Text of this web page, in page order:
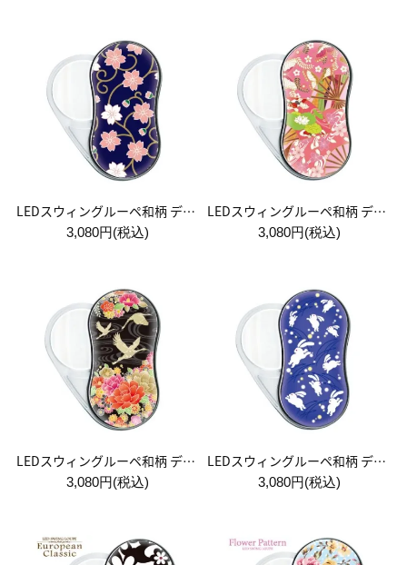
LEDスウィングルーペ和柄 デザイン02
3,080円(税込)
LEDスウィングルーペ和柄 デザイン03
3,080円(税込)
LEDスウィングルーペ和柄 デザイン07
3,080円(税込)
LEDスウィングルーペ和柄 デザイン09
3,080円(税込)